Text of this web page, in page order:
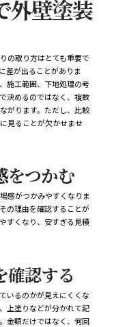
外壁塗装
の取り方はとても重要で
差が出ることがありま
施工範囲、下地処理の考
決めるのではなく、複数
がります。ただし、比較
見ることが欠かせませ
をつかむ
感がつかみやすくなりま
の理由を確認することが
すくなり、安すぎる見積
確認する
いるのかが見えにくくな
上塗りなどが分かれて記
金額だけではなく、何回